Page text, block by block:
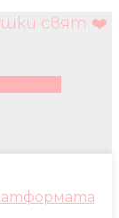
свят ❤️